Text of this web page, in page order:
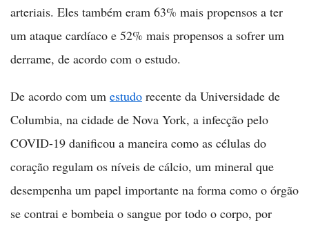
arteriais. Eles também eram 63% mais propensos a ter
um ataque cardíaco e 52% mais propensos a sofrer um
derrame, de acordo com o estudo.
De acordo com um estudo recente da Universidade de
Columbia, na cidade de Nova York, a infecção pelo
COVID-19 danificou a maneira como as células do
coração regulam os níveis de cálcio, um mineral que
desempenha um papel importante na forma como o órgão
se contrai e bombeia o sangue por todo o corpo, por